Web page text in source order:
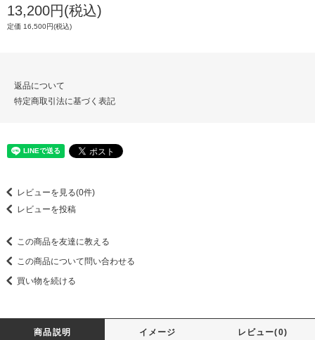
13,200円(税込)
定価 16,500円(税込)
返品について
特定商取引法に基づく表記
レビューを見る(0件)
レビューを投稿
この商品を友達に教える
この商品について問い合わせる
買い物を続ける
商品説明 イメージ レビュー(0)